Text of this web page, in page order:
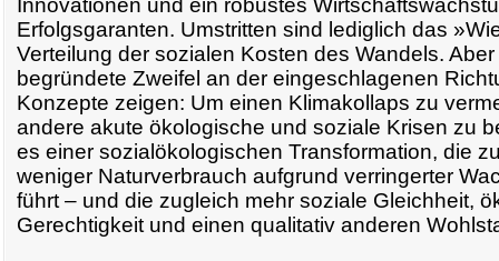
Innovationen und ein robustes
Erfolgsgaranten. Umstritten sind lediglich das
Verteilung der sozialen Kosten des Wandels.
begründete Zweifel an der eingeschlagenen
Konzepte zeigen: Um einen Klimakollaps zu
andere akute ökologische und soziale Krisen zu
es einer sozialökologischen Transformation, die
weniger Naturverbrauch aufgrund verringerter
führt – und die zugleich mehr soziale Gleichheit,
Gerechtigkeit und einen qualitativ anderen